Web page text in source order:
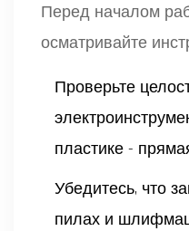
Перед началом
осматривайте
Проверьте
пластике -
Убедитесь, что
пилах и